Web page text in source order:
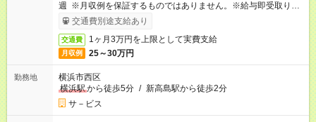
週 ※月収例を保証するものではありません。※給与即受取りサ
ービス利用可（利用条件有）
交通費別途支給あり
交通費 1ヶ月3万円を上限として実費支給
月収例 25～30万円
勤務地
横浜市西区
横浜駅から徒歩5分 / 新高島駅から徒歩2分
サ－ビス